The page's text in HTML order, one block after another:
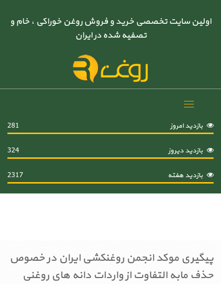
اولین سایت تخصصی خرید و فروش روغن خوراکی ، خام و
تصفیه شده در ایران
Toggle
بازدید امروز
281
بازدید دیروز 324
بازدید هفته 2317
پیگیری موکد انجمن روغنکشی ایران در خصوص
حذف مابه التفاوت از واردات دانه های روغنی